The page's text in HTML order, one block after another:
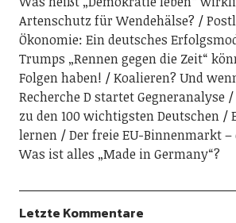
Artenschutz für Wendehälse?
Ökonomie: Ein deutsches
Trumps „Rennen gegen die Zeit“
Folgen haben!
Koalieren? Und
Recherche D startet Gegneranalyse
zu den 100 wichtigsten Deutschen
lernen
Der freie EU-Binnenmarkt
Was ist alles „Made in Germany“?
Letzte Kommentare